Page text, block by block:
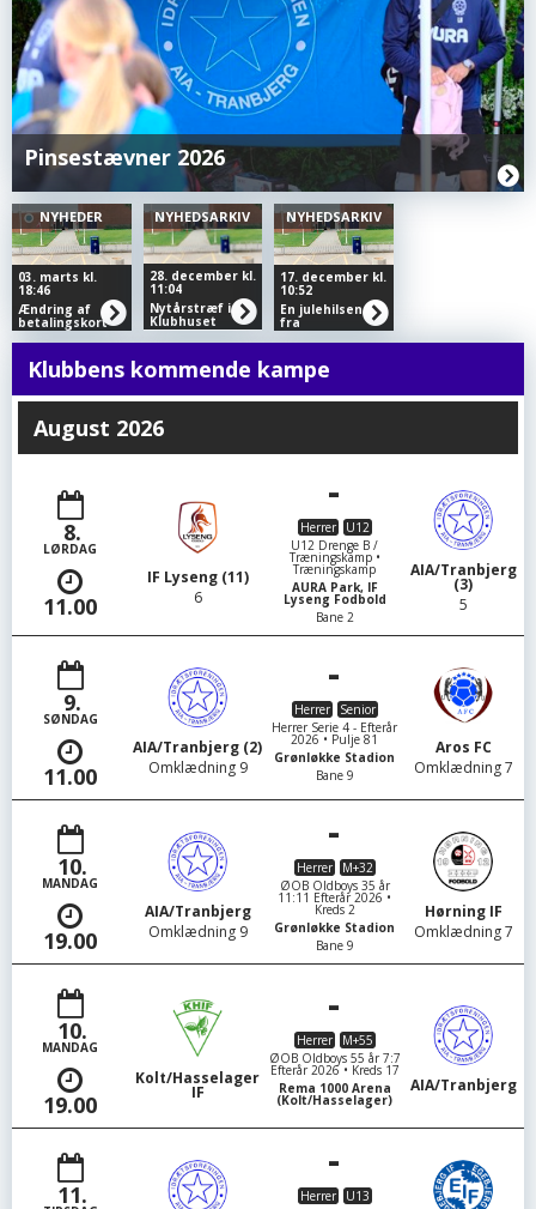
Pinsestævner 2026
NYHEDER
03. marts kl.
18:46
Ændring af
betalingskort
NYHEDSARKIV
28. december kl.
11:04
Nytårstræf i
Klubhuset
NYHEDSARKIV
17. december kl.
10:52
En julehilsen
fra
Børneudviklingstræneren
Hansen
Klubbens kommende kampe
August 2026
8.
LØRDAG
11.00
IF Lyseng (11)
6
-
Herrer
U12
U12 Drenge B /
Træningskamp •
Træningskamp
AURA Park, IF
Lyseng Fodbold
Bane 2
AIA/Tranbjerg
(3)
5
9.
SØNDAG
11.00
AIA/Tranbjerg (2)
Omklædning 9
-
Herrer
Senior
Herrer Serie 4 - Efterår
2026 • Pulje 81
Grønløkke Stadion
Bane 9
Aros FC
Omklædning 7
10.
MANDAG
19.00
AIA/Tranbjerg
Omklædning 9
-
Herrer
M+32
ØOB Oldboys 35 år
11:11 Efterår 2026 •
Kreds 2
Grønløkke Stadion
Bane 9
Hørning IF
Omklædning 7
10.
MANDAG
19.00
Kolt/Hasselager
IF
-
Herrer
M+55
ØOB Oldboys 55 år 7:7
Efterår 2026 • Kreds 17
Rema 1000 Arena
(Kolt/Hasselager)
AIA/Tranbjerg
11.
-
Herrer
U13